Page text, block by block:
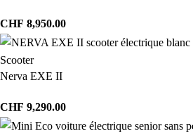
CHF 8,950.00
Scooter
Nerva EXE II
CHF 9,290.00